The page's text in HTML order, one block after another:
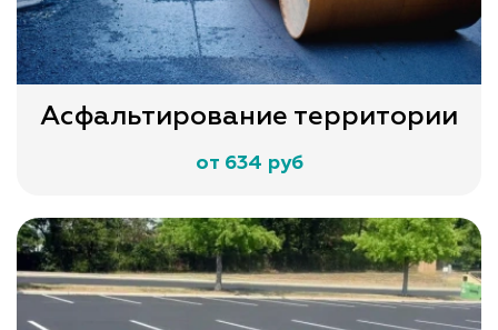
Асфальтирование территории
от 634 руб